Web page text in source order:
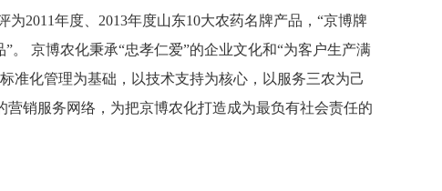
为2011年度、 2013年度山东10大农药名牌产品，“京博牌
。
京博农化秉承“忠孝仁爱”的企业文化和“为客户生产满
准化管理为基础，以技术支持为核心，以服务三农为己
销服务网络，为把京博农化打造成为最负有社会责任的